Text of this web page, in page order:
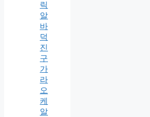
릭
알
바
덕
진
구
가
라
오
케
알